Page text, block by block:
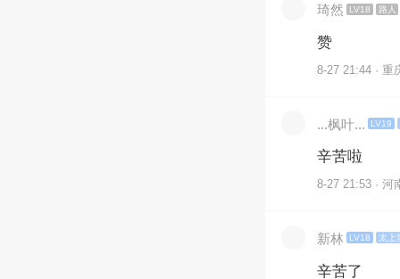
琦然 LV18 路人
赞
8-27 21:44 · 重
...枫叶... LV19
辛苦啦
8-27 21:53 · 河
新林 LV18 太上
辛苦了